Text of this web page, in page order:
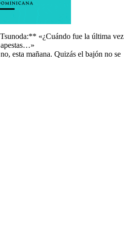
«¿Cuándo fue la última vez
apestas…»
esta mañana. Quizás el bajón no se